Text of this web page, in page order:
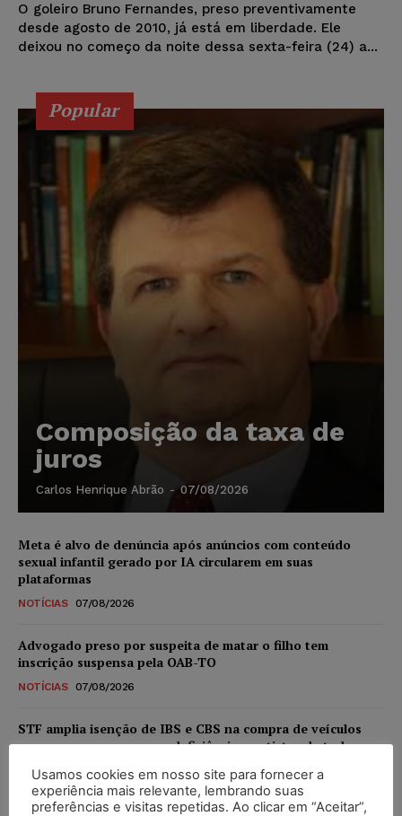
O goleiro Bruno Fernandes, preso preventivamente
desde agosto de 2010, já está em liberdade. Ele
deixou no começo da noite dessa sexta-feira (24) a...
Popular
Composição da taxa de
juros
Carlos Henrique Abrão - 07/08/2026
Meta é alvo de denúncia após anúncios com conteúdo
sexual infantil gerado por IA circularem em suas
plataformas
NOTÍCIAS 07/08/2026
Advogado preso por suspeita de matar o filho tem
inscrição suspensa pela OAB-TO
NOTÍCIAS 07/08/2026
STF amplia isenção de IBS e CBS na compra de veículos
novos para pessoas com deficiência e autistas de todos os
DIREITO TRIBUTÁRIO 07/08/2026
Usamos cookies em nosso site para fornecer a
experiência mais relevante, lembrando suas
preferências e visitas repetidas. Ao clicar em “Aceitar”,